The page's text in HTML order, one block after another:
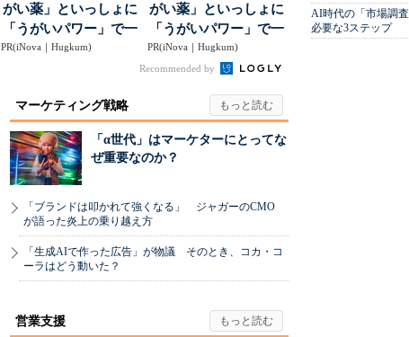
がい薬」といっしょに
「うがいパワー」で一
年中！ 健やか
PR(iNova｜Hugkum)
がい薬」といっしょに
「うがいパワー」で一
年中！ 健やか
PR(iNova｜Hugkum)
Recommended by
マーケティング戦略
「α世代」はマーケターにとってな
ぜ重要なのか？
「ブランドは叩かれて強くなる」 ジャガーのCMO
が語った炎上の乗り越え方
「生成AIで作った広告」が物議 そのとき、コカ・コ
ーラはどう動いた？
営業支援
AI時代の「市場調
必要な3ステップ